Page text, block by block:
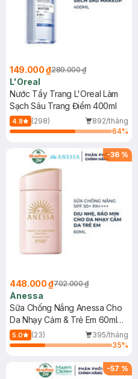
149.000 ₫289.000 ₫
L'Oreal
Nước Tẩy Trang L'Oreal Làm
Sạch Sâu Trang Điểm 400ml
4.8 (298)
892/tháng
64%
-36 %
448.000 ₫702.000 ₫
Anessa
Sữa Chống Nắng Anessa Cho
Da Nhạy Cảm & Trẻ Em 60ml
(Mới)
5.0 (23)
395/tháng
35%
-57 %